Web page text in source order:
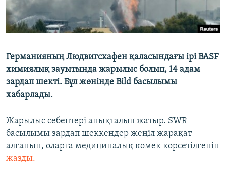
Германияның Людвигсхафен қаласындағы ірі BASF
химиялық зауытында жарылыс болып, 14 адам
зардап шекті. Бұл жөнінде Bild басылымы
хабарлады.
Жарылыс себептері анықталып жатыр. SWR
басылымы зардап шеккендер жеңіл жарақат
алғанын, оларға медициналық көмек көрсетілгенін
жазды.